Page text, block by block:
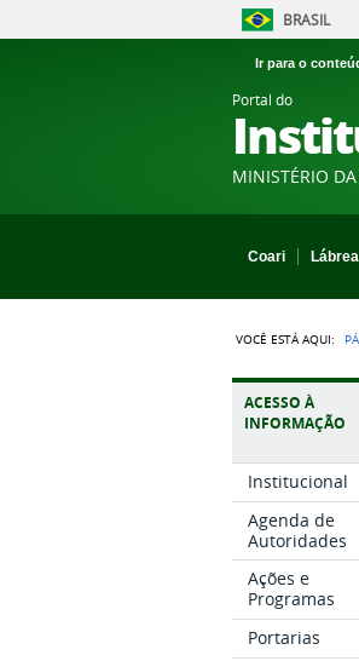
BRASIL
Ir para o
Portal do
MINISTÉRIO
Coari
Lábrea
VOCÊ ESTÁ AQUI:
ACESSO À
INFORMAÇÃO
Institucional
Agenda de
Autoridades
Ações e
Programas
Portarias